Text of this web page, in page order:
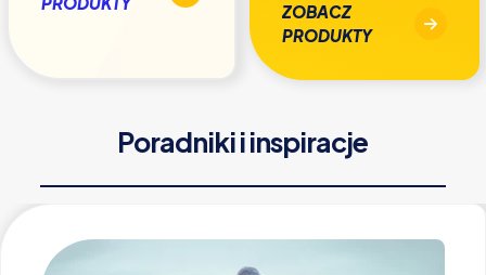
ZOBACZ
PRODUKTY
Poradniki i inspiracje